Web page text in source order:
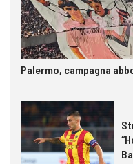
Palermo, campagna